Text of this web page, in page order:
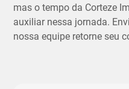
mas o tempo da Corteze
auxiliar nessa jornada.
nossa equipe retorne seu